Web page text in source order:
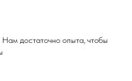
достаточно опыта, чтобы